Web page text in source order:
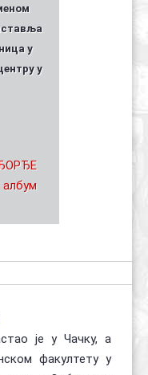
у
у
је у Чачку, а
факултету у